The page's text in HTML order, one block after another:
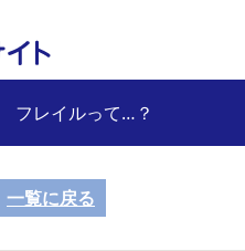
フレイルって…？
一覧に戻る